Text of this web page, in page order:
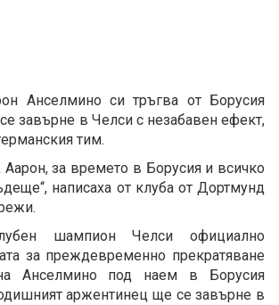
Анселмино си тръгва от Борусия
завърне в Челси с незабавен ефект,
тим.
Аарон, за времето в Борусия и всичко
написаха от клуба от Дортмунд
шампион Челси официално
за преждевременно прекратяване
Анселмино под наем в Борусия
аржентинец ще се завърне в